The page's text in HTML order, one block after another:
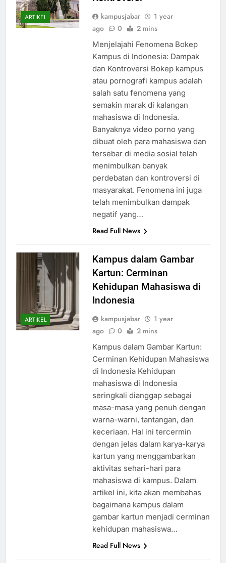
ARTIKEL kampusjabar
1 year
Menjelajahi Fenomena Bokep
Kampus di Indonesia: Dampak
dan Kontroversi Bokep kampus
atau pornografi kampus adalah
salah satu fenomena yang
semakin marak di kalangan
mahasiswa di Indonesia.
Banyaknya video porno yang
dibuat oleh para mahasiswa dan
tersebar di media sosial telah
menimbulkan banyak
perdebatan dan kontroversi di
masyarakat. Fenomena ini juga
telah menimbulkan dampak
ARTIKEL
Kampus dalam Gambar
Kartun: Cerminan
Kehidupan Mahasiswa di
kampusjabar
1 year
Kampus dalam Gambar Kartun:
Cerminan Kehidupan Mahasiswa
di Indonesia Kehidupan
mahasiswa di Indonesia
seringkali dianggap sebagai
masa-masa yang penuh dengan
warna-warni, tantangan, dan
keceriaan. Hal ini tercermin
dengan jelas dalam karya-karya
kartun yang menggambarkan
aktivitas sehari-hari para
mahasiswa di kampus. Dalam
artikel ini, kita akan membahas
bagaimana kampus dalam
gambar kartun menjadi cerminan